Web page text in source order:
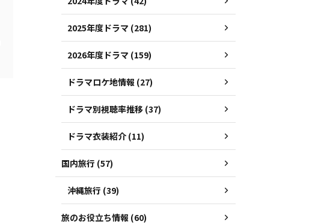
2025年度ドラマ (281)
2026年度ドラマ (159)
ドラマロケ地情報 (27)
ドラマ別視聴率推移 (37)
ドラマ衣装紹介 (11)
国内旅行 (57)
沖縄旅行 (39)
旅のお役立ち情報 (60)